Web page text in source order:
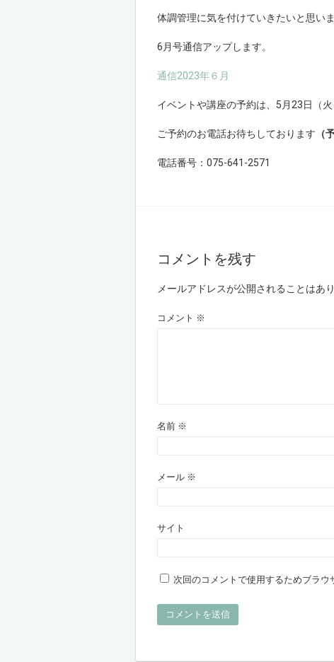
体調管理に気を付けていきたいと思いま
6月号通信アップします。
通信2023年６月
イベントや講座の予約は、5月23日（
ご予約のお電話お待ちしております （
電話番号：075-641-2571
コメントを残す
メールアドレスが公開されることはあり
コメント ※
名前 ※
メール ※
サイト
次回のコメントで使用するためブラウ